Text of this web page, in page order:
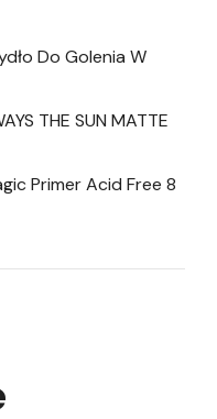
Do Golenia W
THE SUN MATTE
Primer Acid Free 8